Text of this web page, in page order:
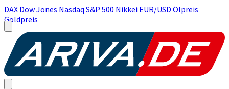
DAX Dow Jones Nasdaq S&P 500 Nikkei EUR/USD Ölpreis
Goldpreis